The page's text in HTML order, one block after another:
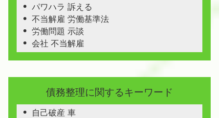
パワハラ 訴える
不当解雇 労働基準法
労働問題 示談
会社 不当解雇
債務整理に関するキーワード
自己破産 車